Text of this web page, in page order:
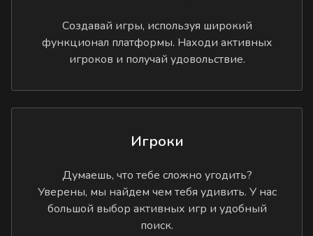
Создавай игры, используя широкий
функционал платформы. Находи активных
игроков и получай удовольствие.
Игроки
Думаешь, что тебе сложно угодить?
Уверены, мы найдем чем тебя удивить. У нас
большой выбор активных игр и удобный
поиск.